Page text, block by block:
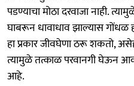
पडण्याचा मोठा दरवाजा नाही.
घाबरून धावाधाव झाल्यास गोंधळ
हा प्रकार जीवघेणा ठरू शकतो,
त्यामुळे तत्काळ परवानगी घेऊन
आहे.